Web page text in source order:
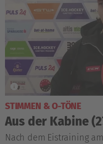
STIMMEN & O-TÖNE
Aus der Kabine
Nach dem Eistraining